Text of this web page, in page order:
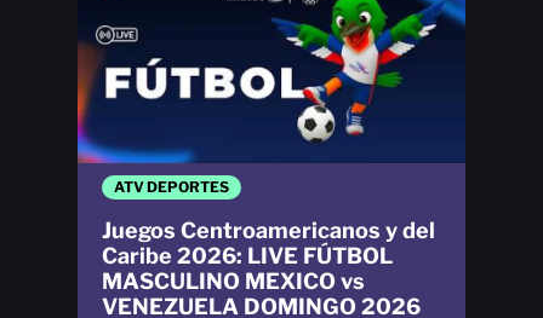
ATV DEPORTES
Juegos Centroamericanos y del
Caribe 2026: LIVE FÚTBOL
MASCULINO MEXICO vs
VENEZUELA DOMINGO 2026